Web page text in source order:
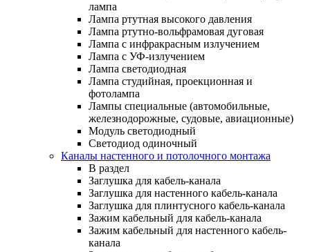
лампа
Лампа ртутная высокого давления
Лампа ртутно-вольфрамовая дуговая
Лампа с инфракрасным излучением
Лампа с УФ-излучением
Лампа светодиодная
Лампа студийная, проекционная и
фотолампа
Лампы специальные (автомобильные,
железнодорожные, судовые, авиационные)
Модуль светодиодный
Светодиод одиночный
Каналы настенного и потолочного монтажа
В раздел
Заглушка для кабель-канала
Заглушка для настенного кабель-канала
Заглушка для плинтусного кабель-канала
Зажим кабельный для кабель-канала
Зажим кабельный для настенного кабель-
канала